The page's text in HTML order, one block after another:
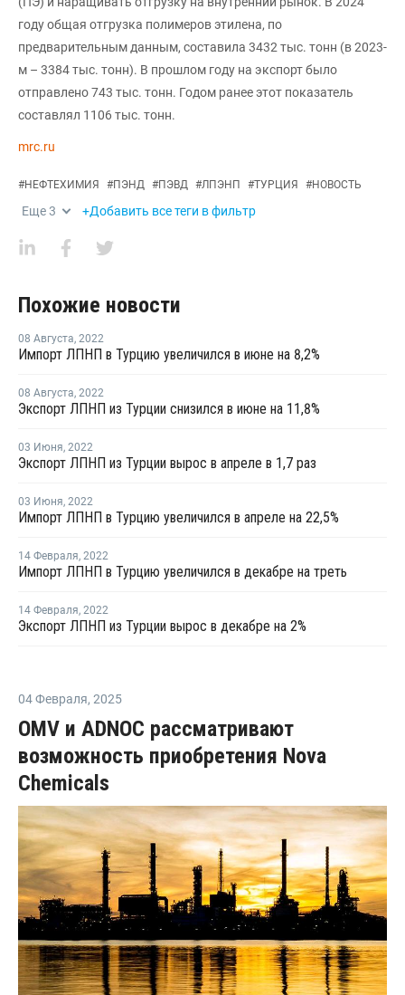
году общая отгрузка полимеров этилена, по
предварительным данным, составила 3432 тыс. тонн (в 2023-
м – 3384 тыс. тонн). В прошлом году на экспорт было
отправлено 743 тыс. тонн. Годом ранее этот показатель
составлял 1106 тыс. тонн.
mrc.ru
#НЕФТЕХИМИЯ #ПЭНД #ПЭВД #ЛПЭНП #ТУРЦИЯ #НОВОСТЬ
Еще3 +Добавить все теги в фильтр
Похожие новости
08 Августа, 2022
Импорт ЛПНП в Турцию увеличился в июне на 8,2%
08 Августа, 2022
Экспорт ЛПНП из Турции снизился в июне на 11,8%
03 Июня, 2022
Экспорт ЛПНП из Турции вырос в апреле в 1,7 раз
03 Июня, 2022
Импорт ЛПНП в Турцию увеличился в апреле на 22,5%
14 Февраля, 2022
Импорт ЛПНП в Турцию увеличился в декабре на треть
14 Февраля, 2022
Экспорт ЛПНП из Турции вырос в декабре на 2%
04 Февраля, 2025
OMV и ADNOC рассматривают
возможность приобретения Nova
Chemicals